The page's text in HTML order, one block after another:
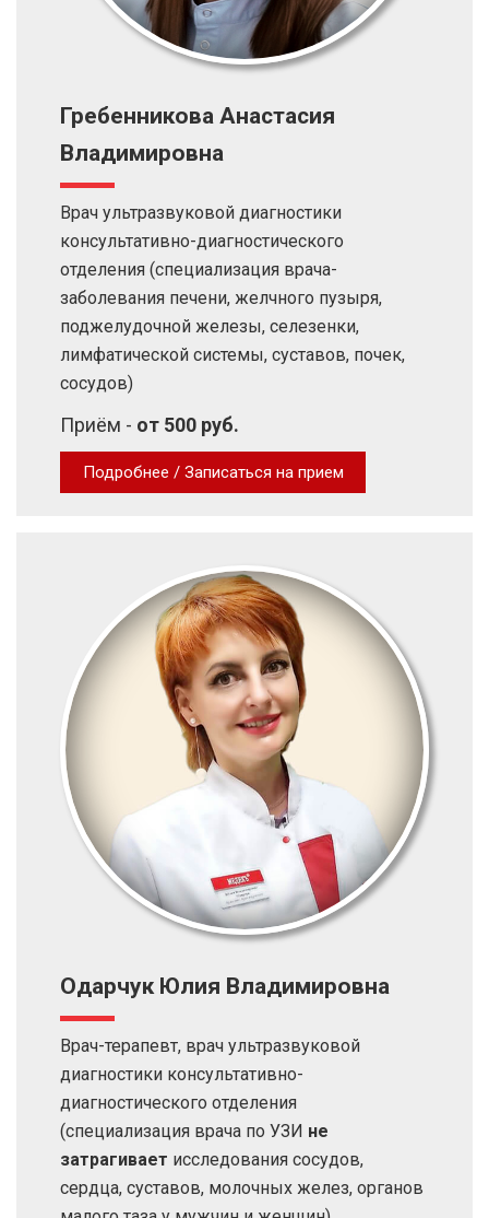
Гребенникова Анастасия
Владимировна
Врач ультразвуковой диагностики
консультативно-диагностического
отделения (специализация врача-
заболевания печени, желчного пузыря,
поджелудочной железы, селезенки,
лимфатической системы, суставов, почек,
сосудов)
Приём - от 500 руб.
Подробнее / Записаться на прием
Одарчук Юлия Владимировна
Врач-терапевт, врач ультразвуковой
диагностики консультативно-
диагностического отделения
(специализация врача по УЗИ не
затрагивает исследования сосудов,
сердца, суставов, молочных желез, органов